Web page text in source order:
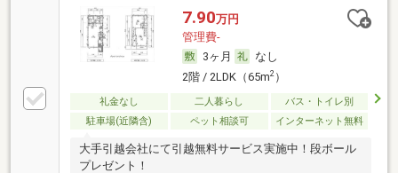
7.90万円
管理費-
3ヶ月
なし
2階 / 2LDK（65m2）
礼金なし 二人暮らし
バス・トイレ別
駐車場(近隣含)
ペット相談可 インターネット無料
大手引越会社にて引越無料サービス実施中！段ボール
プレゼント！